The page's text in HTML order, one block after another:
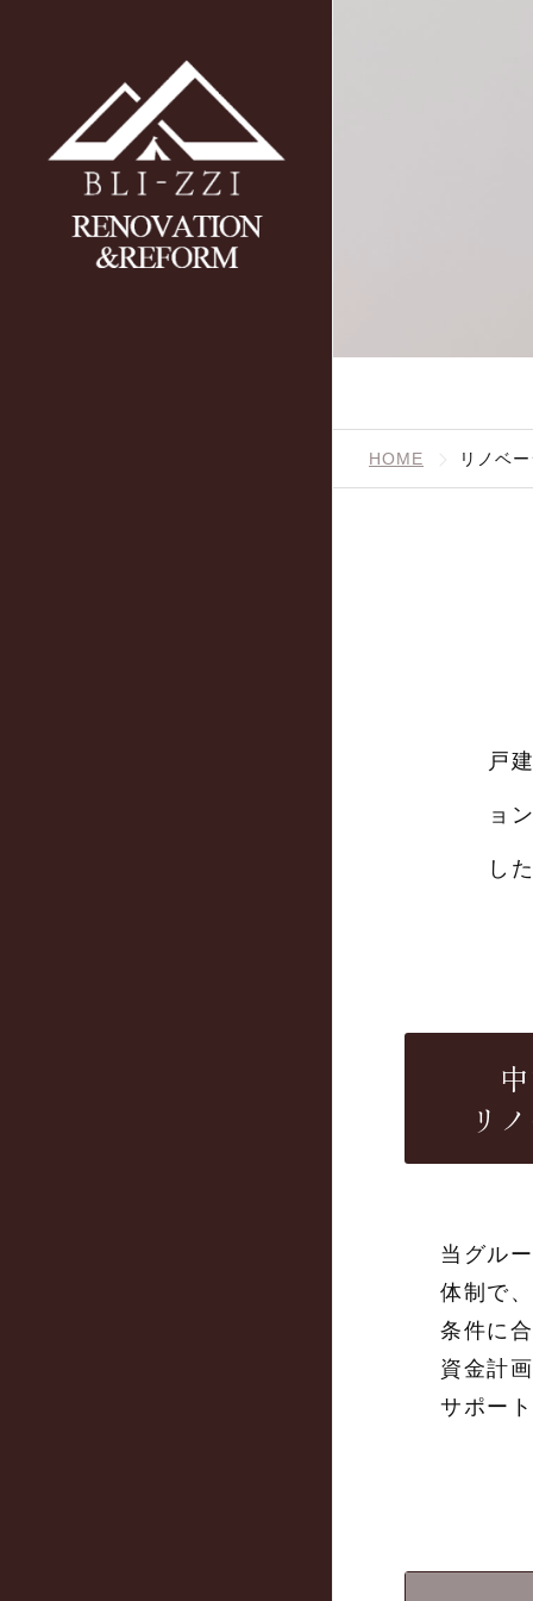
HOME リノベ
戸
ョ
し
リ
当グル
体制で
条件に
資金計
サポー